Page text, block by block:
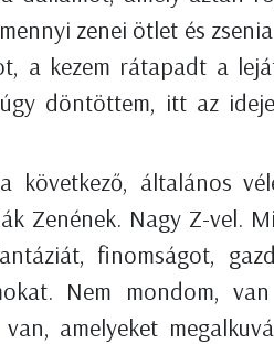
zenei ötlet és
a kezem rátapadt a
döntöttem, itt az
következő, általános
Zenének. Nagy Z-vel.
finomságot,
Nem mondom,
amelyeket